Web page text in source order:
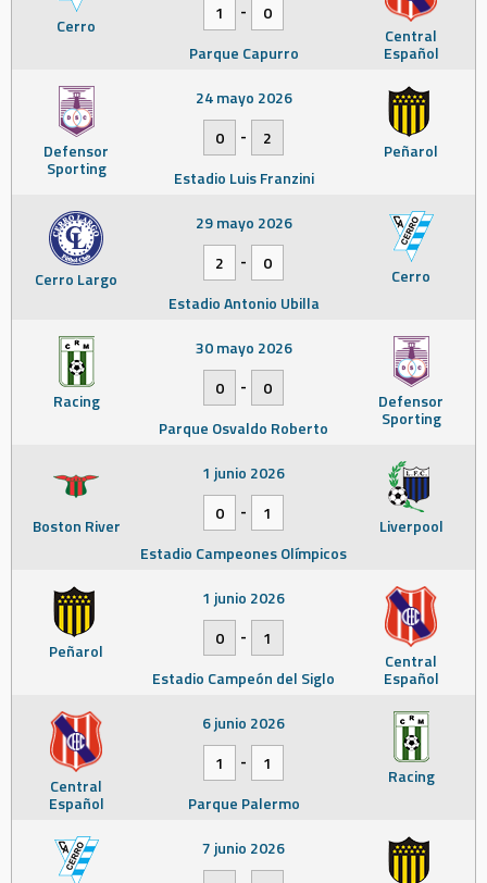
Cerro Central
Español
1 -
0
Parque Capurro
Defensor
Sporting
Peñarol
24 mayo 2026
0
-
2
Estadio Luis Franzini
Cerro Largo Cerro
29 mayo 2026
2
-
0
Estadio Antonio Ubilla
Racing Defensor
Sporting
30 mayo 2026
0
-
0
Parque Osvaldo Roberto
Boston River Liverpool
1 junio 2026
0
-
1
Estadio Campeones Olímpicos
Peñarol Central
Español
1 junio 2026
0
-
1
Estadio Campeón del Siglo
Central
Español
Racing
6 junio 2026
1
-
1
Parque Palermo
7 junio 2026